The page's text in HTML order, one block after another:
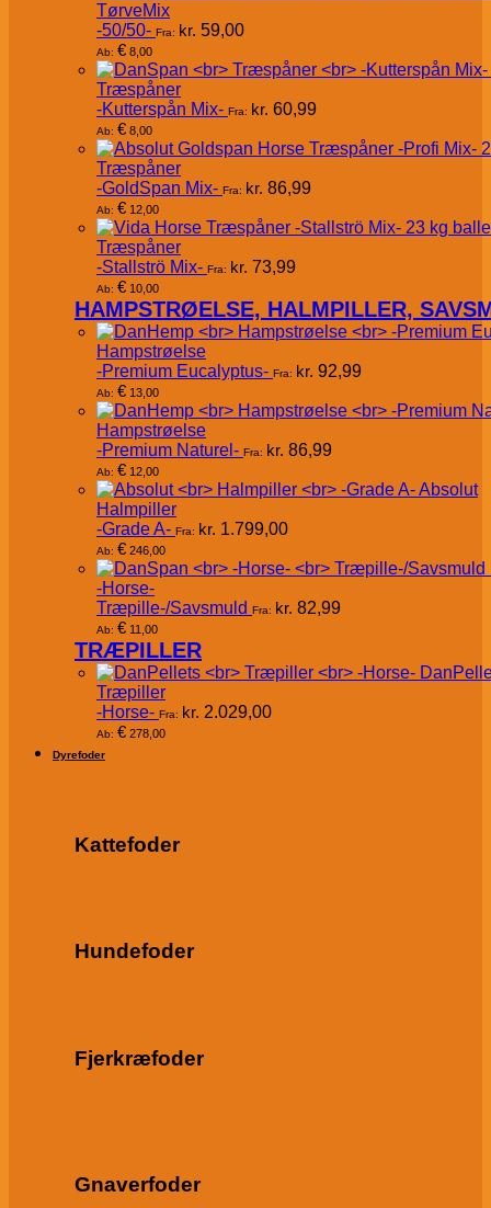
TørveMix
-50/50- Fra: kr. 59,00
Ab: € 8,00
Træspåner
-Kutterspån Mix- Fra: kr. 60,99
Ab: € 8,00
Træspåner
-GoldSpan Mix- Fra: kr. 86,99
Ab: € 12,00
Træspåner
-Stallströ Mix- Fra: kr. 73,99
Ab: € 10,00
HAMPSTRØELSE, HALMPILLER,
Hampstrøelse
-Premium Eucalyptus- Fra: kr. 92,99
Ab: € 13,00
Hampstrøelse
-Premium Naturel- Fra: kr. 86,99
Ab: € 12,00
Absolut
Halmpiller
-Grade A- Fra: kr. 1.799,00
Ab: € 246,00
-Horse-
Træpille-/Savsmuld Fra: kr. 82,99
Ab: € 11,00
TRÆPILLER
Træpiller
-Horse- Fra: kr. 2.029,00
Ab: € 278,00
Dyrefoder
Kattefoder
Hundefoder
Fjerkræfoder
Gnaverfoder